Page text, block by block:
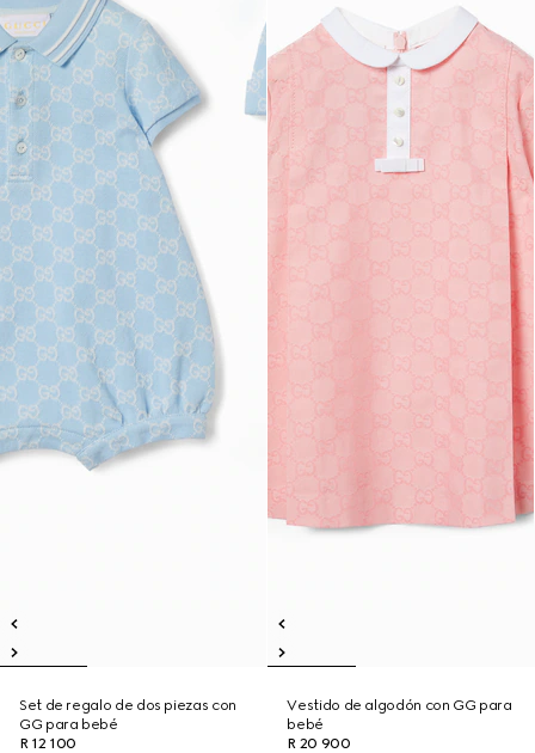
Set de regalo de dos piezas con
GG para bebé
R 12 100
Vestido de algodón con GG para
bebé
R 20 900